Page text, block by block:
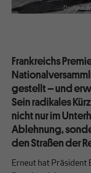
Der neue
Frankreichs
gestellt – und
Sein radikales
nicht nur im
Ablehnung,
den Straßen der
Erneut hat Präsident